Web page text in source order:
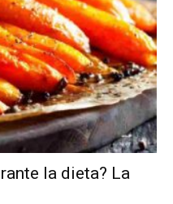
la dieta? La